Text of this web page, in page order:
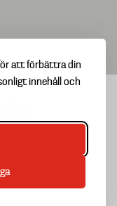
att förbättra din
innehåll och